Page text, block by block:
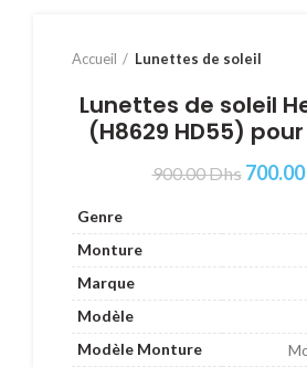
Accueil Lunettes de soleil
Lunettes de soleil
(H8629 HD55)
900.00Dhs 700.00
Genre
Monture
Marque
Modèle
Modèle Monture